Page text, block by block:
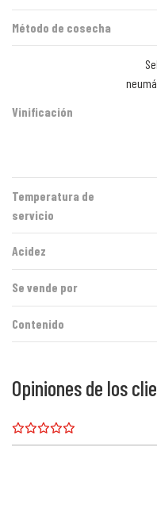
Método de cosecha
Vinificación
Temperatura de
servicio
Acidez
Se vende por
Contenido
Opiniones de los